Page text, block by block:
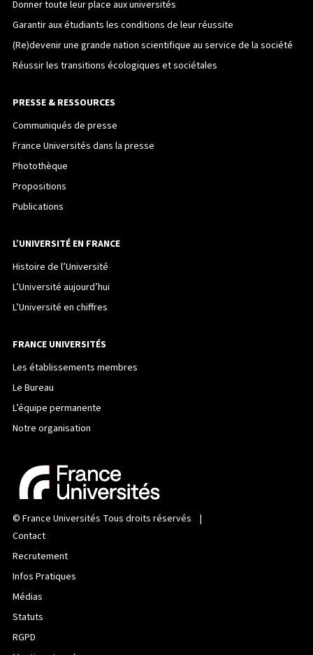
Donner toute leur place aux universités
Garantir aux étudiants les conditions de leur réussite
(Re)devenir une grande nation scientifique au service de la société
Réussir les transitions écologiques et sociétales
PRESSE & RESSOURCES
Communiqués de presse
France Universités dans la presse
Photothèque
Propositions
Publications
L’UNIVERSITÉ EN FRANCE
Histoire de l’Université
L’Université aujourd’hui
L’Université en chiffres
FRANCE UNIVERSITÉS
Les établissements membres
Le Bureau
L’équipe permanente
Notre organisation
© France Universités Tous droits réservés |
Contact
Recrutement
Infos Pratiques
Médias
Statuts
RGPD